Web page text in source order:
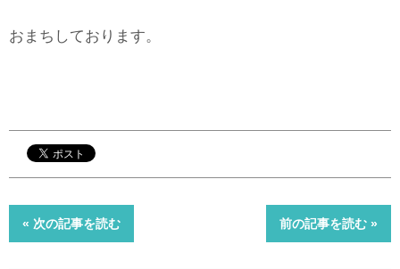
おまちしております。
« 次の記事を読む 前の記事を読む »